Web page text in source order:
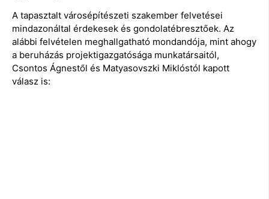
A tapasztalt városépítészeti szakember felvetései
mindazonáltal érdekesek és gondolatébresztőek. Az
alábbi felvételen meghallgatható mondandója, mint ahogy
a beruházás projektigazgatósága munkatársaitól,
Csontos Ágnestől és Matyasovszki Miklóstól kapott
válasz is: